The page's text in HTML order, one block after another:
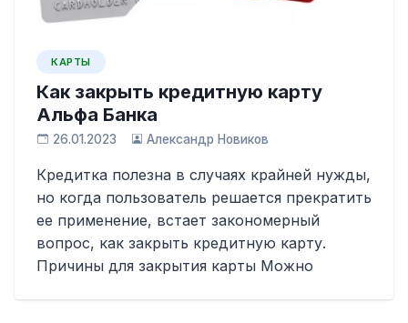
КАРТЫ
Как закрыть кредитную карту
Альфа Банка
26.01.2023 Александр Новиков
Кредитка полезна в случаях крайней нужды,
но когда пользователь решается прекратить
ее применение, встает закономерный
вопрос, как закрыть кредитную карту.
Причины для закрытия карты Можно